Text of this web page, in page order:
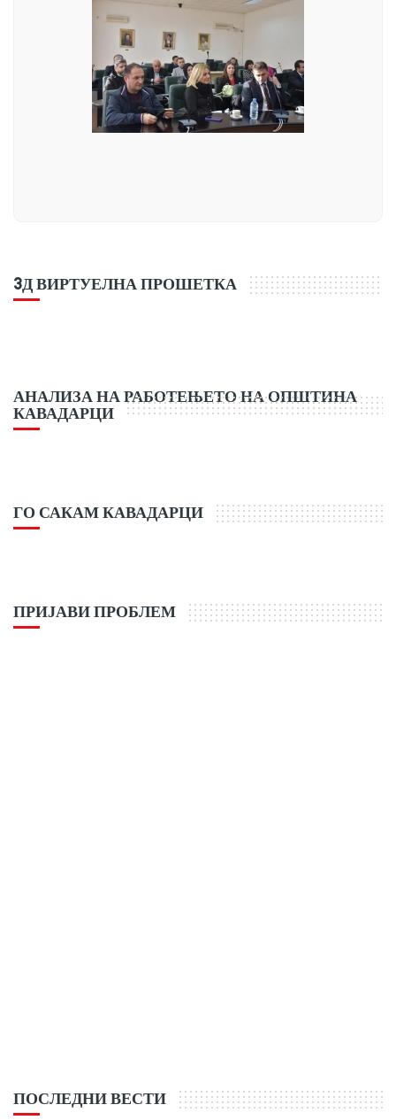
3Д ВИРТУЕЛНА ПРОШЕТКА
АНАЛИЗА НА РАБОТЕЊЕТО НА ОПШТИНА
КАВАДАРЦИ
ГО САКАМ КАВАДАРЦИ
ПРИЈАВИ ПРОБЛЕМ
ПОСЛЕДНИ ВЕСТИ